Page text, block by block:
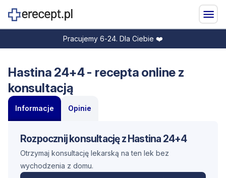
Pracujemy 6-24. Dla Ciebie ❤️
Hastina 24+4 - recepta online z
konsultacją
Informacje Opinie
Rozpocznij konsultację z Hastina 24+4
Otrzymaj konsultację lekarską na ten lek bez
wychodzenia z domu.